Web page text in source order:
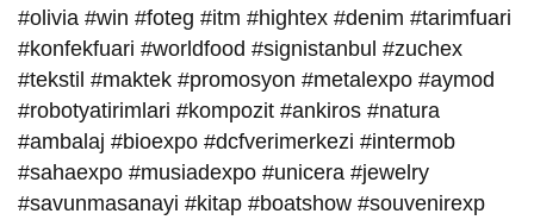
#olivia #win #foteg #itm #hightex #denim #tarimfuari
#konfekfuari #worldfood #signistanbul #zuchex
#tekstil #maktek #promosyon #metalexpo #aymod
#robotyatirimlari #kompozit #ankiros #natura
#ambalaj #bioexpo #dcfverimerkezi #intermob
#sahaexpo #musiadexpo #unicera #jewelry
#savunmasanayi #kitap #boatshow #souvenirexp